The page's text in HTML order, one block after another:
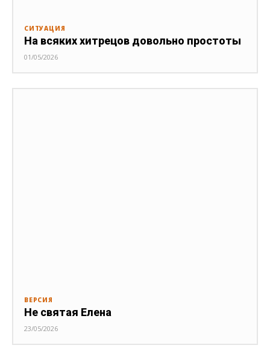
СИТУАЦИЯ
На всяких хитрецов довольно простоты
01/05/2026
ВЕРСИЯ
Не святая Елена
23/05/2026